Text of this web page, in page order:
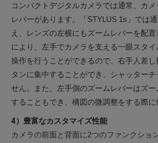
コンパクトデジタルカメラでは通常、カ
レバーがあります。「STYLUS 1s」では
え、レンズの左横にもズームレバーを配
により、左手でカメラを支える一眼スタイ
操作を行うことができるので、右手人差
タンに集中することができ、シャッターチ
せん。また、左手側のズームレバーはズー
することもでき、構図の微調整をする際に
4）豊富なカスタマイズ性能
カメラの前面と背面に2つのファンクショ